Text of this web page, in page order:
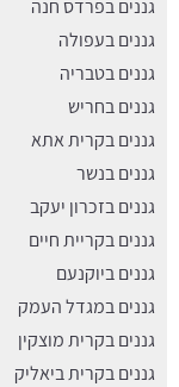
גננים בפרדס חנה
גננים בעפולה
גננים בטבריה
גננים בחריש
גננים בקרית אתא
גננים בנשר
גננים בזכרון יעקב
גננים בקריית חיים
גננים ביוקנעם
גננים במגדל העמק
גננים בקרית מוצקין
גננים בקרית ביאליק